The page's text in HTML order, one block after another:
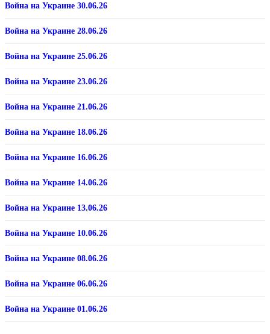
Война на Украине 30.06.26
Война на Украине 28.06.26
Война на Украине 25.06.26
Война на Украине 23.06.26
Война на Украине 21.06.26
Война на Украине 18.06.26
Война на Украине 16.06.26
Война на Украине 14.06.26
Война на Украине 13.06.26
Война на Украине 10.06.26
Война на Украине 08.06.26
Война на Украине 06.06.26
Война на Украине 01.06.26